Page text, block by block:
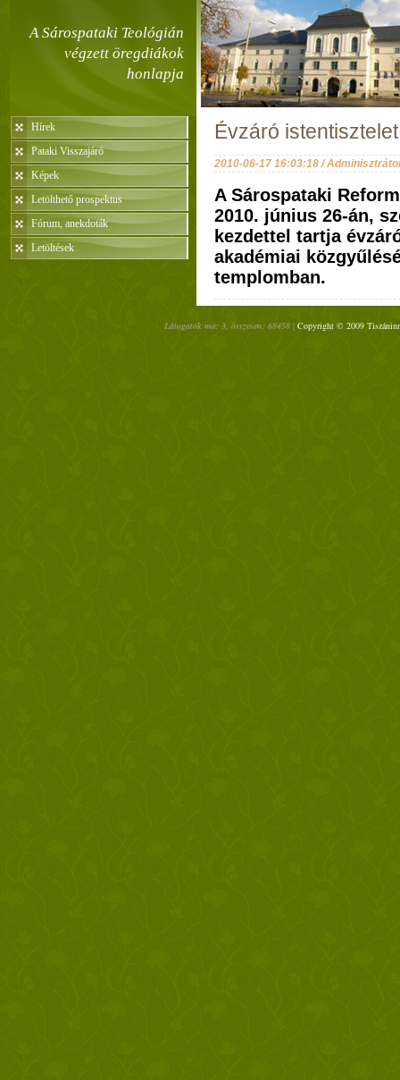
A Sárospataki Teológián
végzett öregdiákok
honlapja
Hírek
Pataki Visszajáró
Képek
Letölthető prospektus
Fórum, anekdoták
Letöltések
Évzáró
2010-06-17 16:03:18 /
A Sárospataki
2010. június 26-án,
kezdettel tartja
akadémiai
templomban.
Látogatók ma: 3, összesen: 68458 | Copyright © 2009